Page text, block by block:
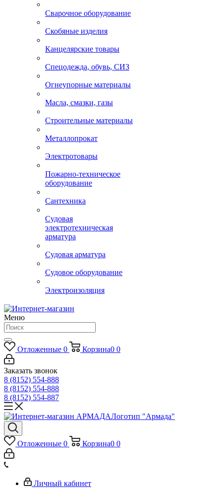
Сварочное оборудование
Скобяные изделия
Канцелярские товары
Спецодежда, обувь, СИЗ
Огнеупорные материалы
Масла, смазки, газы
Строительные материалы
Металлопрокат
Электротовары
Пожарно-техническое
оборудование
Сантехника
Судовая
электротехническая
арматура
Судовая арматура
Судовое оборудование
Электроизоляция
Меню
Отложенные 0 Корзина0 0
Заказать звонок
8 (8152) 554-888
8 (8152) 554-888
8 (8152) 554-887
Логотип "Армада"
Отложенные 0 Корзина0 0
Личный кабинет